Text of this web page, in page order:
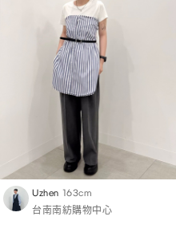
Uzhen 163cm
台南南紡購物中心